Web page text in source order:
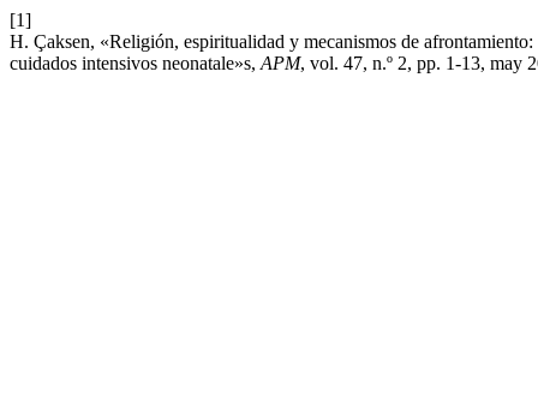
[1]
H. Çaksen, «Religión, espiritualidad y mecanismos de
cuidados intensivos neonatale»s, APM, vol. 47, n.º 2, pp. 1-13, may